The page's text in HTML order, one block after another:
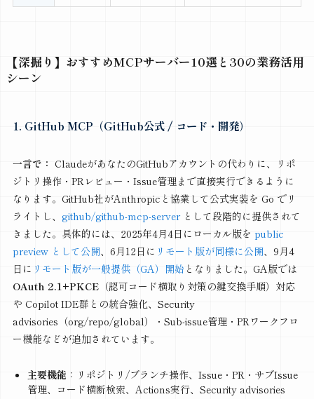
【深掘り】おすすめMCPサーバー10選と30の業務活用
シーン
1. GitHub MCP（GitHub公式 / コード・開発）
一言で： ClaudeがあなたのGitHubアカウントの代わりに、リポ
ジトリ操作・PRレビュー・Issue管理まで直接実行できるように
なります。GitHub社がAnthropicと協業して公式実装を Go でリ
ライトし、 github/github-mcp-serverとして段階的に提供されて
きました。具体的には、2025年4月4日にローカル版を public
preview として公開、6月12日に リモート版が同様に公開、9月4
日に リモート版が一般提供（GA）開始 となりました。GA版では
OAuth 2.1+PKCE（認可コード横取り対策の鍵交換手順）対応
や Copilot IDE群との統合強化、Security
advisories（org/repo/global）・Sub-issue管理・PRワークフロ
ー機能などが追加されています。
主要機能 ：リポジトリ/ブランチ操作、Issue・PR・サブIssue
管理、コード横断検索、Actions実行、Security advisories